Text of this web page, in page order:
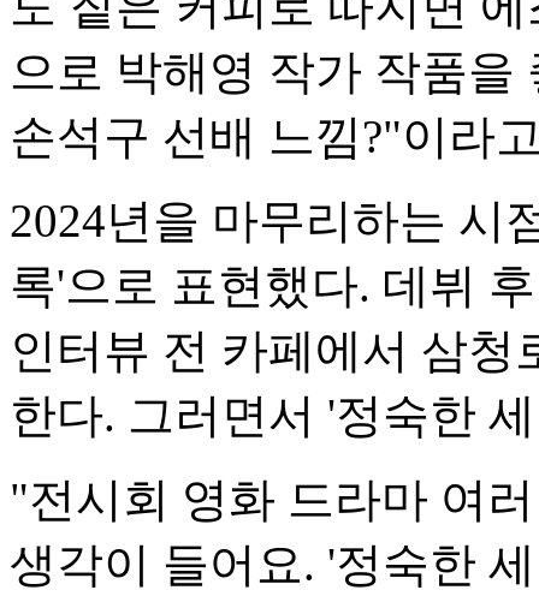
으로 박해영 작가 작품
손석구 선배 느낌?"이라
2024년을 마무리하는 시
록'으로 표현했다. 데뷔
인터뷰 전 카페에서 삼
한다. 그러면서 '정숙한
"전시회 영화 드라마 여
생각이 들어요. '정숙한